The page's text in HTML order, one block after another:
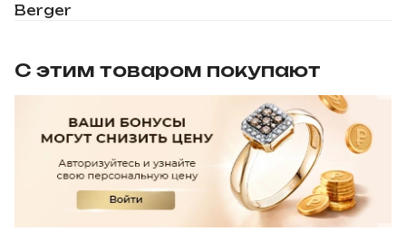
Berger
С этим товаром покупают